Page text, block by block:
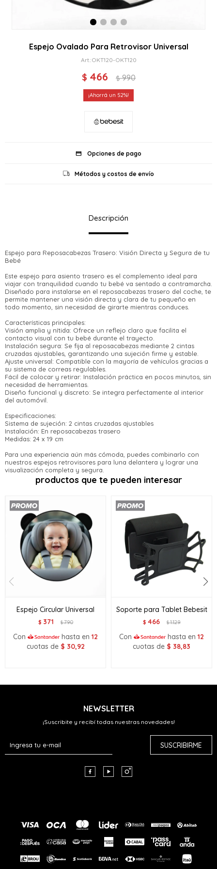
Espejo Ovalado Para Retrovisor Universal
OKT120-OKT120
$ 466 $ 990
52
Opciones de pago
Métodos y costos de envío
Descripción
Espejo para Reposacabezas Trasero: Visión Directa y Segura de tu
Bebé
Este espejo para asiento trasero es el complemento ideal para
viajar con tranquilidad cuando tu bebé va sentado a contramarcha.
Diseñado para instalarse en el reposacabezas trasero del coche, te
permite mantener una visión directa y clara de tu pequeño en
todo momento, sin necesidad de girarte mientras conduces.
Características principales:
Visión amplia y nítida: Ofrece un reflejo claro que facilita el
contacto visual con tu bebé durante el trayecto.
Instalación segura: Se fija al reposacabezas mediante 2 cintas
cruzadas ajustables, garantizando una sujeción firme y estable.
Ajuste universal: Compatible con la mayoría de vehículos gracias a
su sistema de correas regulables.
Fácil de colocar y retirar: Instalación práctica en pocos minutos, sin
necesidad de herramientas.
Diseño funcional y discreto: Se integra perfectamente al interior
del automóvil.
Especificaciones:
Sistema de sujeción: 2 cintas cruzadas ajustables
Instalación: En reposacabezas trasero
Medidas: 24 x 19 cm
Para una experiencia aún más cómoda, puedes combinarlo con
nuestros espejos retrovisores para luna delantera y lograr una
visualización completa y segura.
productos que te pueden interesar
Espejo Circular Universal
$ 371 $790
Con hasta en 12
cuotas de $ 30,92
Soporte para Tablet Bebesit
$ 466 $1.129
Con hasta en 12
cuotas de $ 38,83
Comprá ahora y Pagá
Después, hasta en 12
cuotas y sin tocar tu
tarjeta de crédito
¡Sumate a la forma más ágil de comprar!
Comprá en 3 cuotas sin recargo o hasta en
12 cuotas * ¡Solo con tu cédula!
* sujeto aprobación crediticia.
Verifica si estás calificado para comprar
con Pago Después:
Cédula de identidad
Celular
Fecha de nacimiento
Día Mes Año
Continuar
Estás calificado para comprar usando Pago
Después.
¡Tenés hasta
para comprar en las cuotas
Elegí tus productos preferidos
Elegís Pago Después como metodo
de pago
puede variar por comercio
Parece que no tenes oferta, lamentamos el
preguntas@pagodespues.com.uy
¡Algo salió mal!
NEWSLETTER
¡Suscribite y recibí todas nuestras novedades!
SUSCRIBIRME
  